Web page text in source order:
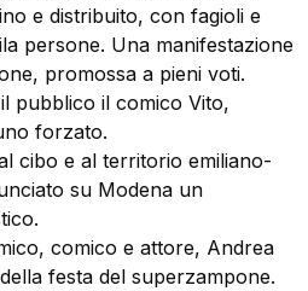
e distribuito, con fagioli e
persone. Una manifestazione
promossa a pieni voti.
pubblico il comico Vito,
forzato.
cibo e al territorio emiliano-
su Modena un
comico e attore, Andrea
festa del superzampone.